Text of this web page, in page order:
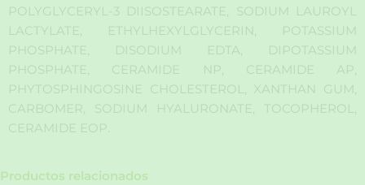
POLYGLYCERYL-3 DIISOSTEARATE, SODIUM LAUROYL
LACTYLATE, ETHYLHEXYLGLYCERIN, POTASSIUM
PHOSPHATE, DISODIUM EDTA, DIPOTASSIUM
PHOSPHATE, CERAMIDE NP, CERAMIDE AP,
PHYTOSPHINGOSINE CHOLESTEROL, XANTHAN GUM,
CARBOMER, SODIUM HYALURONATE, TOCOPHEROL,
CERAMIDE EOP.
Productos relacionados